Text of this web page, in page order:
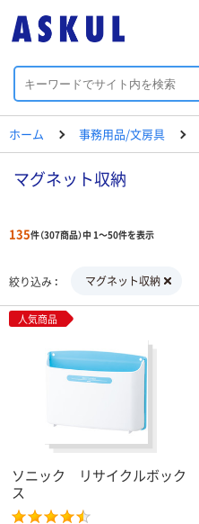
ホーム 事務用品/文房具
マグネット収納
135件（307商品）中 1～50件を表示
絞り込み マグネット収納
人気商品
ソニック リサイクルボック
ス